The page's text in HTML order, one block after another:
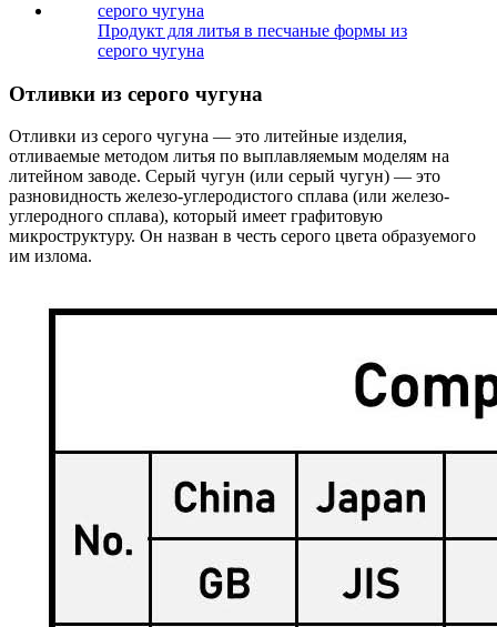
Продукт для литья в песчаные формы из
серого чугуна
Отливки из серого чугуна
Отливки из серого чугуна — это литейные изделия,
отливаемые методом литья по выплавляемым моделям на
литейном заводе. Серый чугун (или серый чугун) — это
разновидность железо-углеродистого сплава (или железо-
углеродного сплава), который имеет графитовую
микроструктуру. Он назван в честь серого цвета образуемого
им излома.